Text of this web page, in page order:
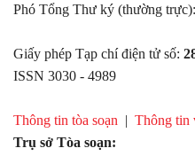
Phó Tổng Thư ký (thường trực):
Giấy phép Tạp chí điện tử số:
ISSN 3030 - 4989
Thông tin tòa soạn | Thông tin
Trụ sở Tòa soạn: